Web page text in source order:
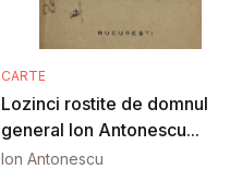
CARTE
Lozinci rostite de domnul
general Ion Antonescu...
Ion Antonescu